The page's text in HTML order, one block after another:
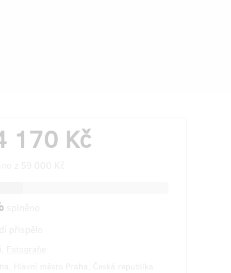
170 Kč